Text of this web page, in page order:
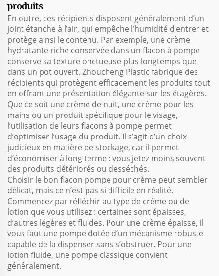
produits
En outre, ces récipients disposent généralement d’un
joint étanche à l’air, qui empêche l’humidité d’entrer et
protège ainsi le contenu. Par exemple, une crème
hydratante riche conservée dans un flacon à pompe
conserve sa texture onctueuse plus longtemps que
dans un pot ouvert. Zhoucheng Plastic fabrique des
récipients qui protègent efficacement les produits tout
en offrant une présentation élégante sur les étagères.
Que ce soit une crème de nuit, une crème pour les
mains ou un produit spécifique pour le visage,
l’utilisation de leurs flacons à pompe permet
d’optimiser l’usage du produit. Il s’agit d’un choix
judicieux en matière de stockage, car il permet
d’économiser à long terme : vous jetez moins souvent
des produits détériorés ou desséchés.
Choisir le bon flacon pompe pour crème peut sembler
délicat, mais ce n’est pas si difficile en réalité.
Commencez par réfléchir au type de crème ou de
lotion que vous utilisez : certaines sont épaisses,
d’autres légères et fluides. Pour une crème épaisse, il
vous faut une pompe dotée d’un mécanisme robuste
capable de la dispenser sans s’obstruer. Pour une
lotion fluide, une pompe classique convient
généralement.